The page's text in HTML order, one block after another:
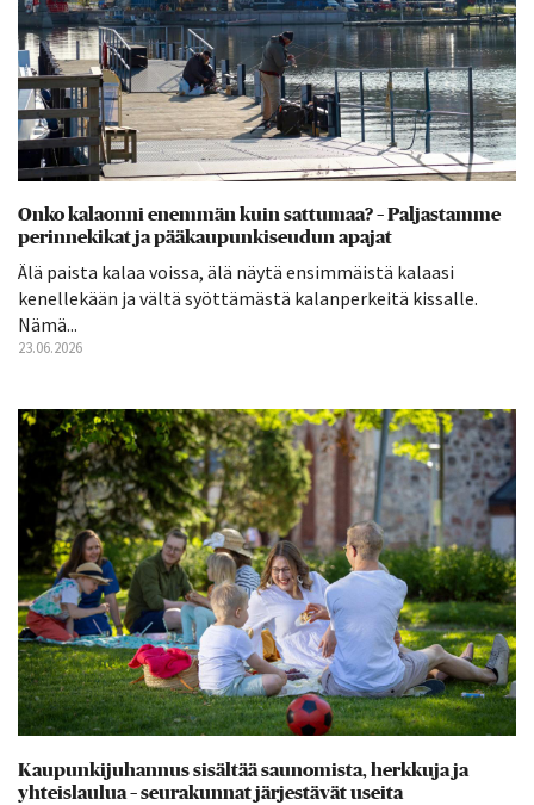
Onko kalaonni enemmän kuin sattumaa? – Paljastamme
perinnekikat ja pääkaupunkiseudun apajat
Älä paista kalaa voissa, älä näytä ensimmäistä kalaasi
kenellekään ja vältä syöttämästä kalanperkeitä kissalle.
Nämä...
23.06.2026
Kaupunkijuhannus sisältää saunomista, herkkuja ja
yhteislaulua – seurakunnat järjestävät useita